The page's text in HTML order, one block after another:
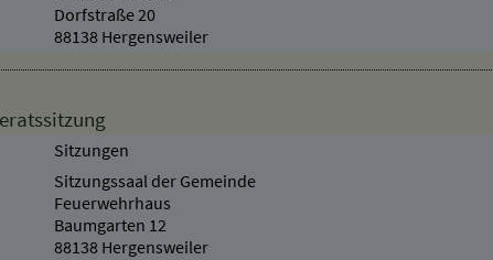
Dorfstraße 20
88138 Hergensweiler
Sitzungen
Sitzungssaal der Gemeinde
Feuerwehrhaus
Baumgarten 12
88138 Hergensweiler